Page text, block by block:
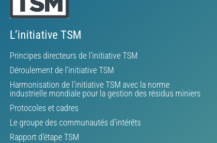
L’initiative TSM
Principes directeurs de l’initiative TSM
Déroulement de l’initiative TSM
Harmonisation de l’initiative TSM avec la norme
industrielle mondiale pour la gestion des résidus miniers
Protocoles et cadres
Le groupe des communautés d’intérêts
Rapport d’étape TSM